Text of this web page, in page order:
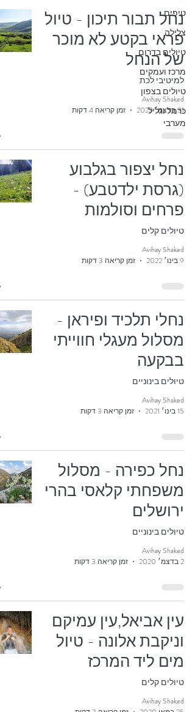
טיפים
צלילה
טיולים בדרום
מרכז ועמקים
טיולים בצפון
כרמל וגליל
מערבי
נחל תבור תיכון - טיול
פראי בקטע לא מוכר
של הנחל
למיטיבי לכת
Avihay Shaked
31 בדצמ׳ 2023
זמן קריאה 4 דקות
נחל יצפור בגלבוע
(גרסת ילדטבע) -
פרחים וסולמות
טיולים קלים
Avihay Shaked
9 בינו׳ 2022
זמן קריאה 3 דקות
נחלי תלכיד ופיראן -
מסלול מעגלי חווייתי
בבקעה
טיולים בינוניים
Avihay Shaked
15 בינו׳ 2021
זמן קריאה 3 דקות
נחל כפירה - מסלול
משפחתי קלאסי בהרי
ירושלים
טיולים בינוניים
Avihay Shaked
2 בדצמ׳ 2020
זמן קריאה 3 דקות
עין אביאל,עין עמיקם
וניקבת אלונה - טיול
מים ליד המרכז
טיולים קלים
Avihay Shaked